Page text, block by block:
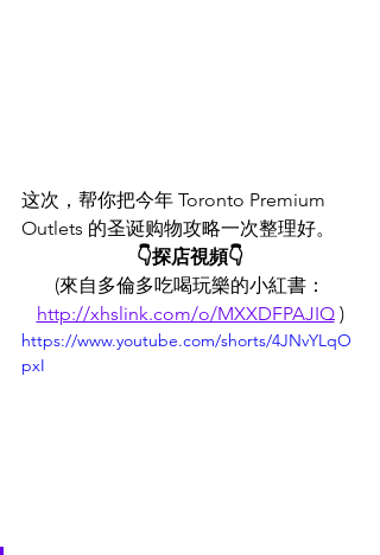
这次， 帮你把今年 Toronto Premium
Outlets 的圣诞购物攻略一次整理好。
👇探店視頻👇
(來自多倫多吃喝玩樂的小紅書：
http://xhslink.com/o/MXXDFPAJIQ )
https://www.youtube.com/shorts/4JNvYLqO
pxI